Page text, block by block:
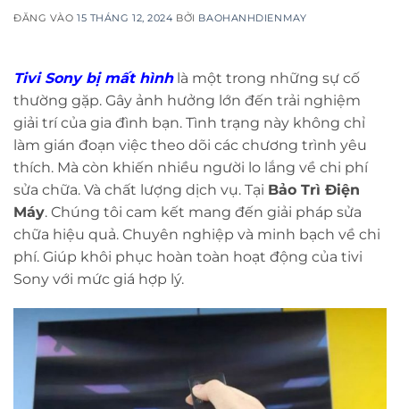
ĐĂNG VÀO15 THÁNG 12, 2024 BỞI BAOHANHDIENMAY
Tivi Sony bị mất hìnhlà một trong những sự cố
thường gặp. Gây ảnh hưởng lớn đến trải nghiệm
giải trí của gia đình bạn. Tình trạng này không chỉ
làm gián đoạn việc theo dõi các chương trình yêu
thích. Mà còn khiến nhiều người lo lắng về chi phí
sửa chữa. Và chất lượng dịch vụ. Tại Bảo Trì Điện
Máy. Chúng tôi cam kết mang đến giải pháp sửa
chữa hiệu quả. Chuyên nghiệp và minh bạch về chi
phí. Giúp khôi phục hoàn toàn hoạt động của tivi
Sony với mức giá hợp lý.